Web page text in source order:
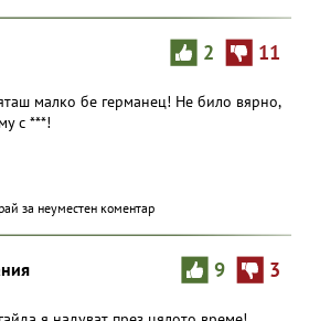
2 11
малко бе германец! Не било вярно,
с ***!
за неуместен коментар
9 3